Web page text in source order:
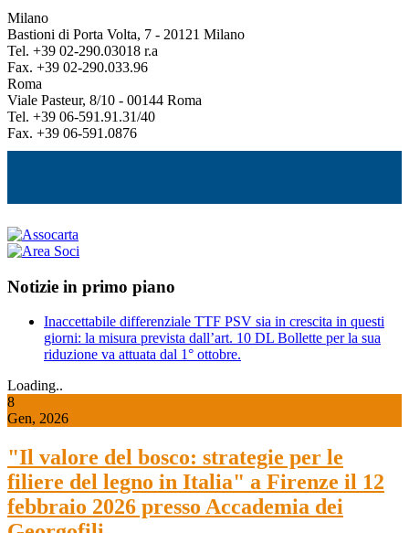
Milano
Bastioni di Porta Volta, 7 - 20121 Milano
Tel. +39 02-290.03018 r.a
Fax. +39 02-290.033.96
Roma
Viale Pasteur, 8/10 - 00144 Roma
Tel. +39 06-591.91.31/40
Fax. +39 06-591.0876
Notizie in primo piano
Inaccettabile differenziale TTF PSV sia in crescita in questi
giorni: la misura prevista dall’art. 10 DL Bollette per la sua
riduzione va attuata dal 1° ottobre.
Loading..
8
Gen, 2026
"Il valore del bosco: strategie per le
filiere del legno in Italia" a Firenze il 12
febbraio 2026 presso Accademia dei